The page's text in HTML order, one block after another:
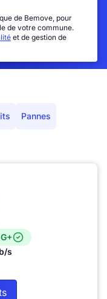
de Bemove, pour
de votre commune.
et de gestion de
Pannes
s